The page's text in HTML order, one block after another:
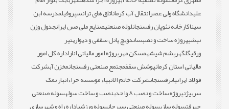
علیدانشگاه ولی عصرانتقال آب کرماناتاق های ترانسپروفیلمدرسه ابن
سیناکارخانه نئوپان رفسنجانلوله صنعتیصنایع ملی مس ایرانجدول وزن
نبشیپروژه ساخت و نصبساندویچ پانل سقفی و دیواریتیر
ورقیگلگهرپشم شیشهمسکن مهرپروژه امور مالیاتی اناراداره کل امور
مالیاتی استان کرمانپوشش سقفمجتمع صنعتی رفسنجانمخزن آبشرکت
فولاد ایرانیانرفسنجانشرکت خاتم الانبیاء موسسه حراءانبار نمک
سربیژنپروژه ساخت و نصب 8 واحدی نصب و ساخت سولهسوله صنعتی
جیرفتسوله سازیسوله صنعتی سیرجانسوله ورزشیاداره راه و شهرسازی